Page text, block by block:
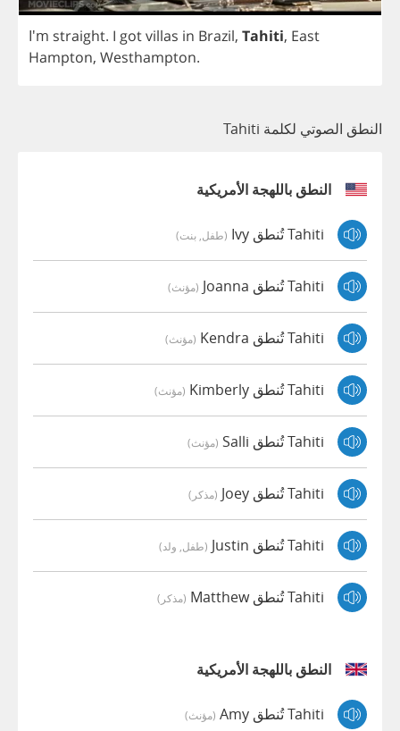
I'm straight. I gotvillas in Brazil, Tahiti, East
Hampton, Westhampton.
النطق الصوتي لكلمة Tahiti
النطق باللهجة الأمريكية
Tahiti تُنطق Ivy (طفل, بنت)
Tahiti تُنطق Joanna (مؤنث)
Tahiti تُنطق Kendra (مؤنث)
Tahiti تُنطق Kimberly (مؤنث)
Tahiti تُنطق Salli (مؤنث)
Tahiti تُنطق Joey (مذكر)
Tahiti تُنطق Justin (طفل, ولد)
Tahiti تُنطق Matthew (مذكر)
النطق باللهجة الأمريكية
Tahiti تُنطق Amy (مؤنث)